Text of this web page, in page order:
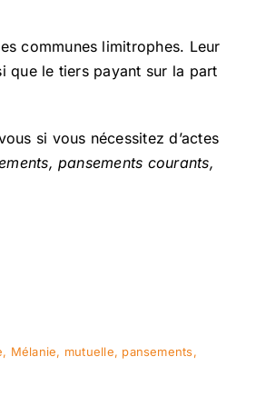
communes limitrophes. Leur
que le tiers payant sur la part
si vous nécessitez d’actes
pansements courants,
, Mélanie, mutuelle, pansements,